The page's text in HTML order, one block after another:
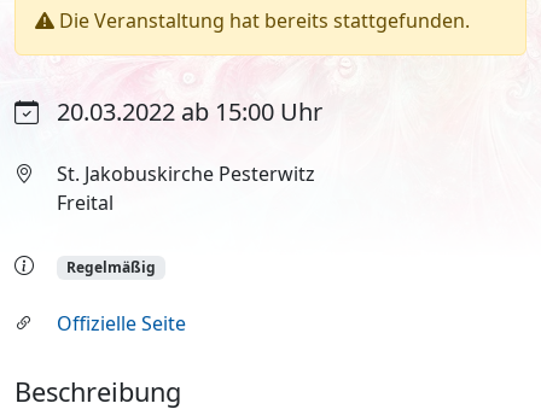
Die Veranstaltung hat bereits stattgefunden.
20.03.2022 ab 15:00 Uhr
St. Jakobuskirche Pesterwitz
Freital
Regelmäßig
Offizielle Seite
Beschreibung